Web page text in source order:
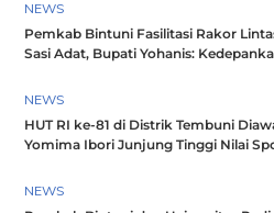
NEWS
Pemkab Bintuni Fasilitasi Rakor
Sasi Adat, Bupati Yohanis:
NEWS
HUT RI ke-81 di Distrik Tembuni
Yomima Ibori Junjung Tinggi Nilai
NEWS